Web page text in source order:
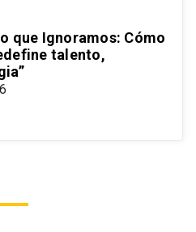
que Ignoramos: Cómo
talento,